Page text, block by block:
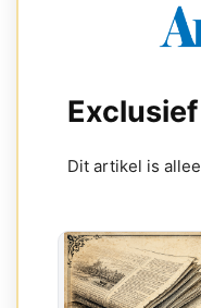
Dit artikel is